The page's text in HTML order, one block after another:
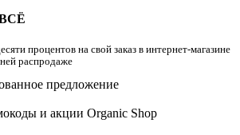
ВСЁ
процентов на свой заказ в интернет-магазине
распродаже
предложение